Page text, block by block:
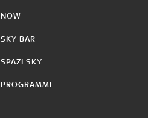
NOW
SKY BAR
SPAZI SKY
PROGRAMMI